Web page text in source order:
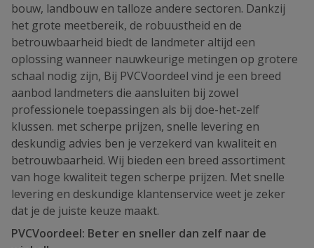
bouw, landbouw en talloze andere sectoren. Dankzij
het grote meetbereik, de robuustheid en de
betrouwbaarheid biedt de landmeter altijd een
oplossing wanneer nauwkeurige metingen op grotere
schaal nodig zijn, Bij PVCVoordeel vind je een breed
aanbod landmeters die aansluiten bij zowel
professionele toepassingen als bij doe-het-zelf
klussen. met scherpe prijzen, snelle levering en
deskundig advies ben je verzekerd van kwaliteit en
betrouwbaarheid. Wij bieden een breed assortiment
van hoge kwaliteit tegen scherpe prijzen. Met snelle
levering en deskundige klantenservice weet je zeker
dat je de juiste keuze maakt.
PVCVoordeel: Beter en sneller dan zelf naar de